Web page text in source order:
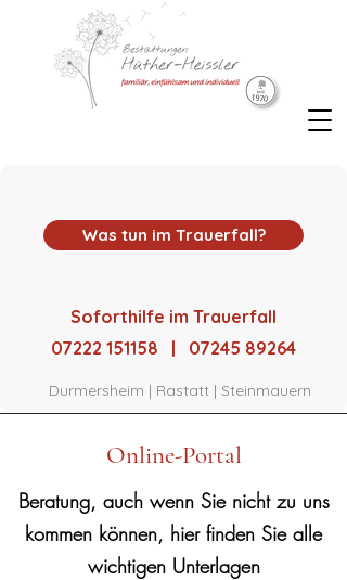
Was tun im Trauerfall?
Durmersheim | Rastatt | Steinmauern
Soforthilfe im Trauerfall
07222 151158 | 07245 89264
Online-Portal
Beratung, auch wenn Sie nicht zu uns
kommen können, hier finden Sie alle
wichtigen Unterlagen